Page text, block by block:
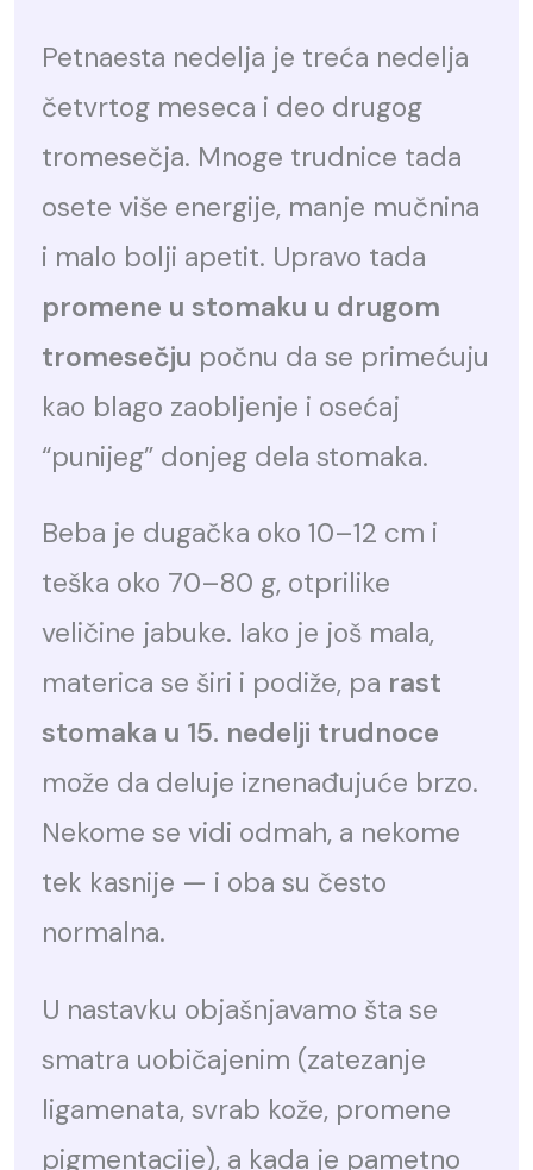
Petnaesta nedelja je treća nedelja
četvrtog meseca i deo drugog
tromesečja. Mnoge trudnice tada
osete više energije, manje mučnina
i malo bolji apetit. Upravo tada
promene u stomaku u drugom
tromesečju počnu da se primećuju
kao blago zaobljenje i osećaj
“punijeg” donjeg dela stomaka.
Beba je dugačka oko 10–12 cm i
teška oko 70–80 g, otprilike
veličine jabuke. Iako je još mala,
materica se širi i podiže, pa rast
stomaka u 15. nedelji trudnoce
može da deluje iznenađujuće brzo.
Nekome se vidi odmah, a nekome
tek kasnije — i oba su često
normalna.
U nastavku objašnjavamo šta se
smatra uobičajenim (zatezanje
ligamenata, svrab kože, promene
pigmentacije), a kada je pametno